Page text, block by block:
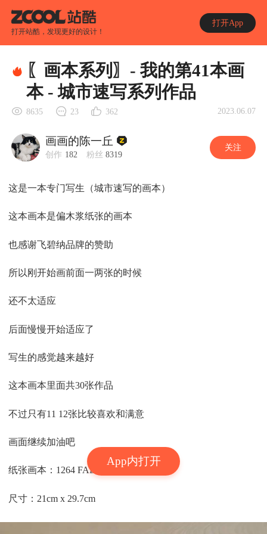
打开站酷，发现更好的设计！
打开App
App内打开
〖画本系列〗- 我的第41本画
本 - 城市速写系列作品
8635 23 362 2023.06.07
画画的陈一丘
创作 182 粉丝 8319
关注
这是一本专门写生（城市速写的画本）
这本画本是偏木浆纸张的画本
也感谢飞碧纳品牌的赞助
所以刚开始画前面一两张的时候
还不太适应
后面慢慢开始适应了
写生的感觉越来越好
这本画本里面共30张作品
不过只有11 12张比较喜欢和满意
画面继续加油吧
纸张画本：1264 FABRIANO
尺寸：21cm x 29.7cm